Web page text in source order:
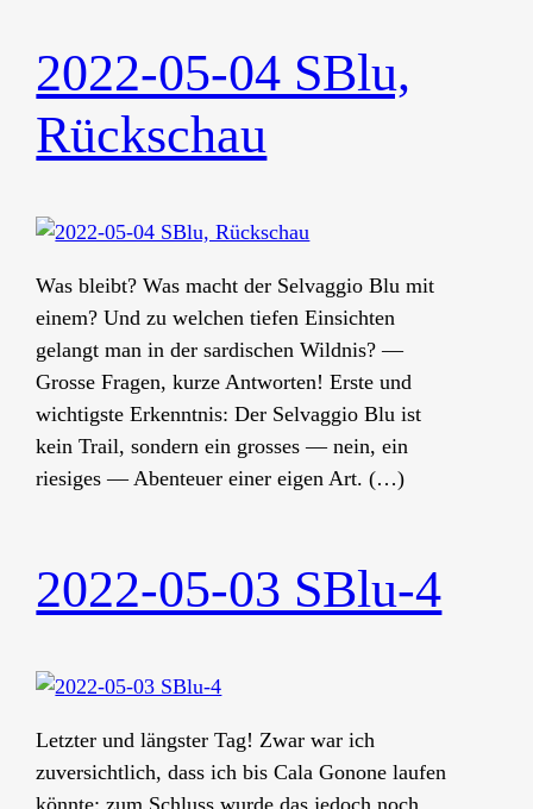
2022-05-04 SBlu,
Rückschau
Was bleibt? Was macht der Selvaggio Blu mit
einem? Und zu welchen tiefen Einsichten
gelangt man in der sardischen Wildnis? —
Grosse Fragen, kurze Antworten! Erste und
wichtigste Erkenntnis: Der Selvaggio Blu ist
kein Trail, sondern ein grosses — nein, ein
riesiges — Abenteuer einer eigen Art. (…)
2022-05-03 SBlu-4
Letzter und längster Tag! Zwar war ich
zuversichtlich, dass ich bis Cala Gonone laufen